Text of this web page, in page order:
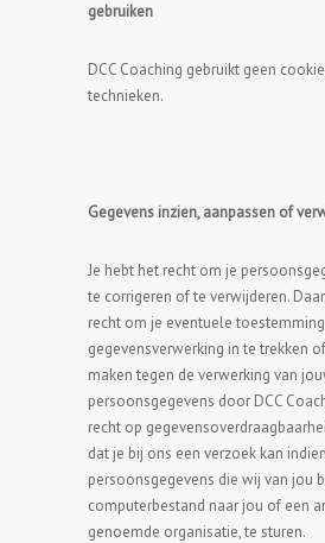
gebruiken
DCC Coaching gebruikt geen
technieken.
Gegevens inzien, aanpassen of
Je hebt het recht om je
te corrigeren of te verwijderen.
recht om je eventuele
gegevensverwerking in te trekken
maken tegen de verwerking van
persoonsgegevens door DCC
recht op
dat je bij ons een verzoek kan
persoonsgegevens die wij van jou
computerbestand naar jou of een
genoemde organisatie, te sturen.